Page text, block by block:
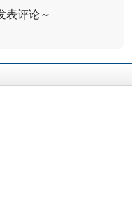
表评论～